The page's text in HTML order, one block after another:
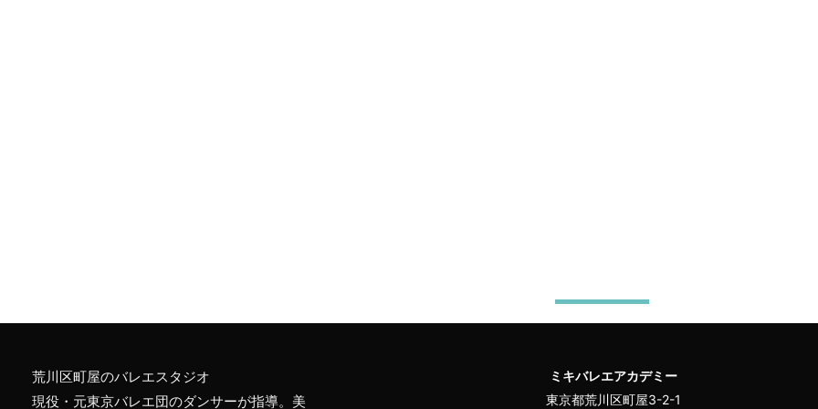
荒川区町屋のバレエスタジオ
現役・元東京バレエ団のダンサーが指導。美
ミキバレエアカデミー
東京都荒川区町屋3-2-1